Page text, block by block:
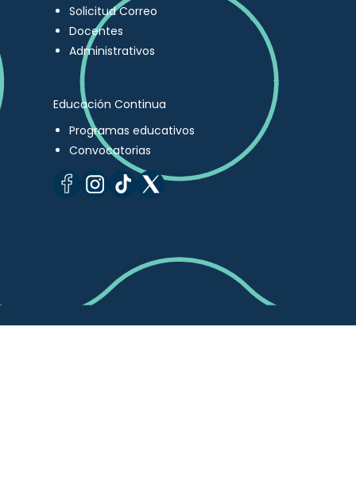
Solicitud Correo
Docentes
Administrativos
Educación Continua
Programas educativos
Convocatorias